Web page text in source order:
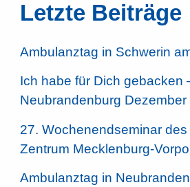
Letzte Beiträge
Ambulanztag in Schwerin
Ich habe für Dich gebacken
Neubrandenburg Dezember
27. Wochenendseminar
Zentrum Mecklenburg-
Ambulanztag in